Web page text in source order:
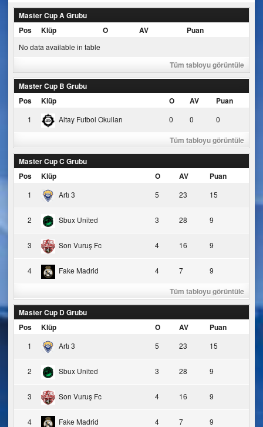
Master Cup A Grubu
Pos
Klüp O AV Puan
No data available in table
Tüm tabloyu görüntüle
Master Cup B Grubu
Pos
Klüp O AV Puan
1 Altay Futbol Okulları 0 0 0
Tüm tabloyu görüntüle
Master Cup C Grubu
Pos
Klüp O AV Puan
1 Artı 3 5 23 15
2 Sbux United 3 28 9
3 Son Vuruş Fc 4 16 9
4 Fake Madrid 4 7 9
Tüm tabloyu görüntüle
Master Cup D Grubu
Pos
Klüp O AV Puan
1 Artı 3 5 23 15
2 Sbux United 3 28 9
3 Son Vuruş Fc 4 16 9
4 Fake Madrid 4 7 9